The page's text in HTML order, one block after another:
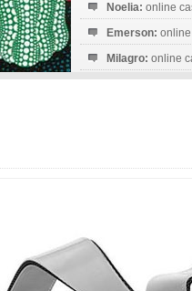
Noelia: online
Emerson:
Milagro: online